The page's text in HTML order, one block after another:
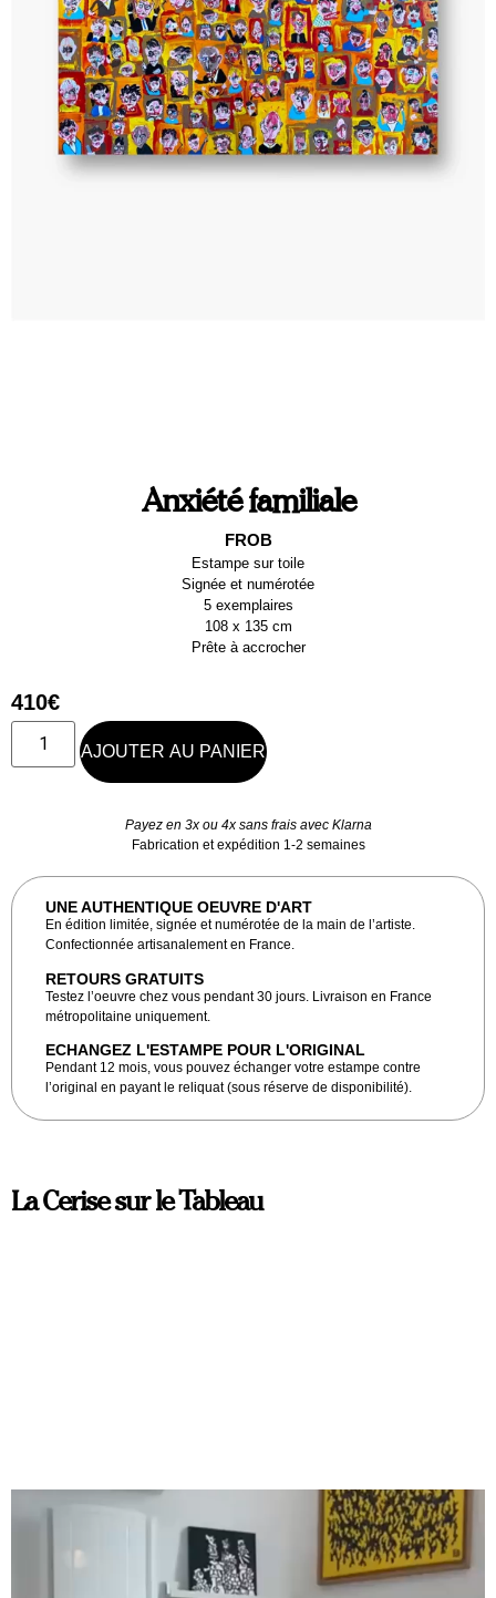
Anxiété familiale
FROB
Estampe sur toile
Signée et numérotée
5 exemplaires
108 x 135 cm
Prête à accrocher
410€
AJOUTER AU PANIER
Payez en 3x ou 4x sans frais avec Klarna
Fabrication et expédition 1-2 semaines
UNE AUTHENTIQUE OEUVRE D'ART
En édition limitée, signée et numérotée de la main de l’artiste.
Confectionnée artisanalement en France.
RETOURS GRATUITS
Testez l’oeuvre chez vous pendant 30 jours. Livraison en France
métropolitaine uniquement.
ECHANGEZ L'ESTAMPE POUR L'ORIGINAL
Pendant 12 mois, vous pouvez échanger votre estampe contre
l’original en payant le reliquat (sous réserve de disponibilité).
La Cerise sur le Tableau